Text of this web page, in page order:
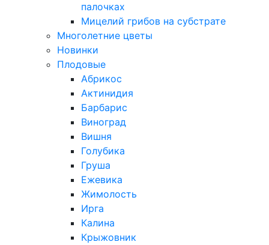
палочках
Мицелий грибов на субстрате
Многолетние цветы
Новинки
Плодовые
Абрикос
Актинидия
Барбарис
Виноград
Вишня
Голубика
Груша
Ежевика
Жимолость
Ирга
Калина
Крыжовник